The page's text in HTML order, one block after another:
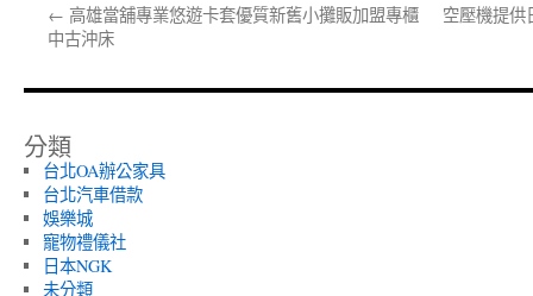
← 高雄當舖專業悠遊卡套優質新舊小攤販加盟專櫃
中古沖床
空壓機提供
分類
台北OA辦公家具
台北汽車借款
娛樂城
寵物禮儀社
日本NGK
未分類